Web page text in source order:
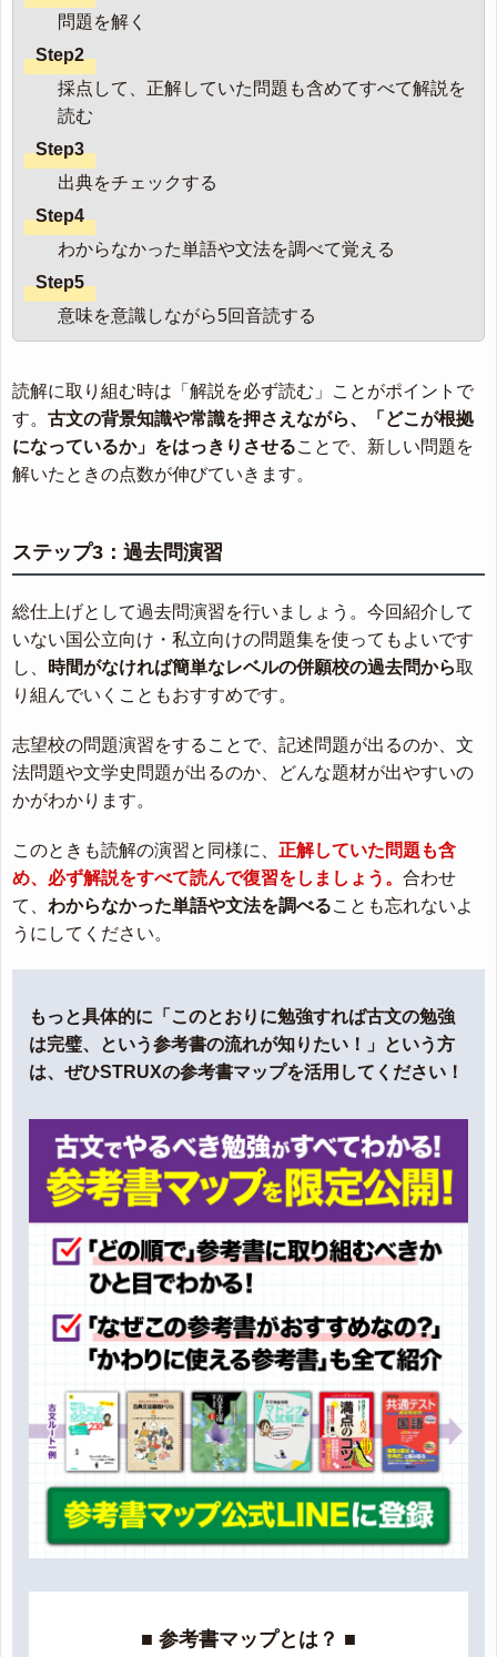
問題を解く
Step2
採点して、正解していた問題も含めてすべて解説を
読む
Step3
出典をチェックする
Step4
わからなかった単語や文法を調べて覚える
Step5
意味を意識しながら5回音読する
読解に取り組む時は「解説を必ず読む」ことがポイントで
す。 古文の背景知識や常識を押さえながら、「どこが根拠
になっているか」をはっきりさせることで、新しい問題を
解いたときの点数が伸びていきます。
ステップ3：過去問演習
総仕上げとして過去問演習を行いましょう。今回紹介して
いない国公立向け・私立向けの問題集を使ってもよいです
し、
時間がなければ簡単なレベルの併願校の過去問から取
り組んでいくこともおすすめです。
志望校の問題演習をすることで、記述問題が出るのか、文
法問題や文学史問題が出るのか、どんな題材が出やすいの
かがわかります。
このときも読解の演習と同様に、 正解していた問題も含
め、必ず解説をすべて読んで復習をしましょう。 合わせ
て、 わからなかった単語や文法を調べることも忘れないよ
うにしてください。
もっと具体的に「このとおりに勉強すれば古文の勉強
は完璧、という参考書の流れが知りたい！」という方
は、ぜひSTRUXの参考書マップを活用してください！
■ 参考書マップとは？ ■